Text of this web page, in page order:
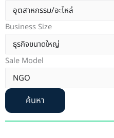
Business Size
Sale Model
ค้นหา